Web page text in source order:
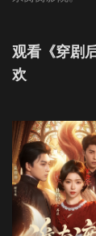
40
观看《穿剧
欢